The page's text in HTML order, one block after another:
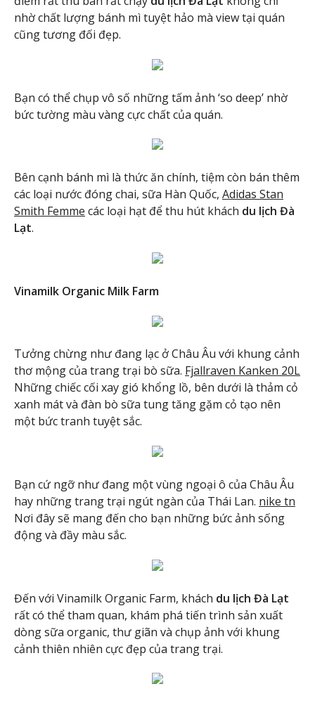
nhờ chất lượng bánh mì tuyệt hảo mà view tại quán
cũng tương đối đẹp.
Bạn có thể chụp vô số những tấm ảnh ‘so deep’ nhờ
bức tường màu vàng cực chất của quán.
Bên cạnh bánh mì là thức ăn chính, tiệm còn bán thêm
các loại nước đóng chai, sữa Hàn Quốc, Adidas Stan
Smith Femme các loại hạt để thu hút khách du lịch Đà
Lạt.
Vinamilk Organic Milk Farm
Tưởng chừng như đang lạc ở Châu Âu với khung cảnh
thơ mộng của trang trại bò sữa. Fjallraven Kanken 20L
Những chiếc cối xay gió khổng lồ, bên dưới là thảm cỏ
xanh mát và đàn bò sữa tung tăng gặm cỏ tạo nên
một bức tranh tuyệt sắc.
Bạn cứ ngỡ như đang một vùng ngoại ô của Châu Âu
hay những trang trại ngút ngàn của Thái Lan. nike tn
Nơi đây sẽ mang đến cho bạn những bức ảnh sống
động và đầy màu sắc.
Đến với Vinamilk Organic Farm, khách du lịch Đà Lạt
rất có thể tham quan, khám phá tiến trình sản xuất
dòng sữa organic, thư giãn và chụp ảnh với khung
cảnh thiên nhiên cực đẹp của trang trại.